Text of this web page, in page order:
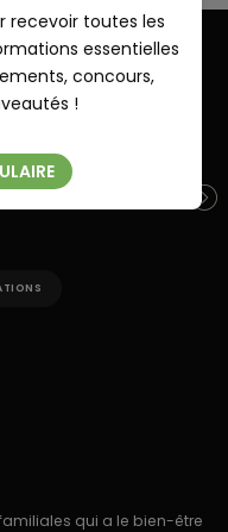
recevoir toutes les
essentielles
concours,
!
qui a le bien-être